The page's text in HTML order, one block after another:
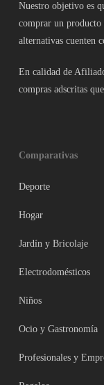
Nuestro objetivo es
comprar un
alternativas cuenten
En calidad de
compras adscritas
Comparativas
Deporte
Hogar
Jardín y Bricolaje
Electrodomésticos
Niños
Ocio y Gastronomía
Profesionales y